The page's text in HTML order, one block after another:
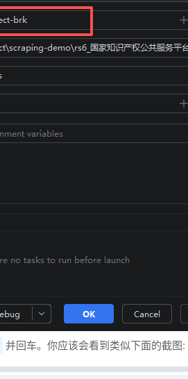
并回车。你应该会看到类似下面的截图: